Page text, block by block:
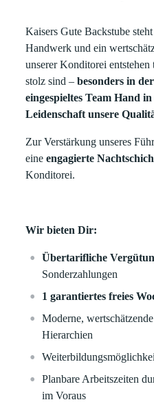
Kaisers Gute Backstube
Handwerk und ein
unserer Konditorei
stolz sind –besonders in
eingespieltes Team Hand
Leidenschaft unsere
Zur Verstärkung unseres
eineengagierte
Konditorei.
Wir bieten Dir:
Übertarifliche
Sonderzahlungen
1 garantiertes freies
Moderne,
Hierarchien
Planbare Arbeitszeiten
im Voraus